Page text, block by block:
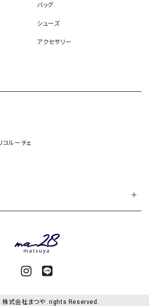
バッグ
シューズ
アクセサリー
コルーチェ
式会社まつや .rights Reserved.